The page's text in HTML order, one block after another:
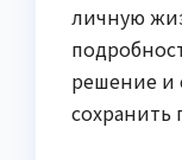
личную
решение и
сохранить